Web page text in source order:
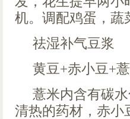
机。调配鸡蛋，蔬
祛湿补气豆浆
黄豆+赤小豆+
薏米内含有碳
清热的药材，赤小